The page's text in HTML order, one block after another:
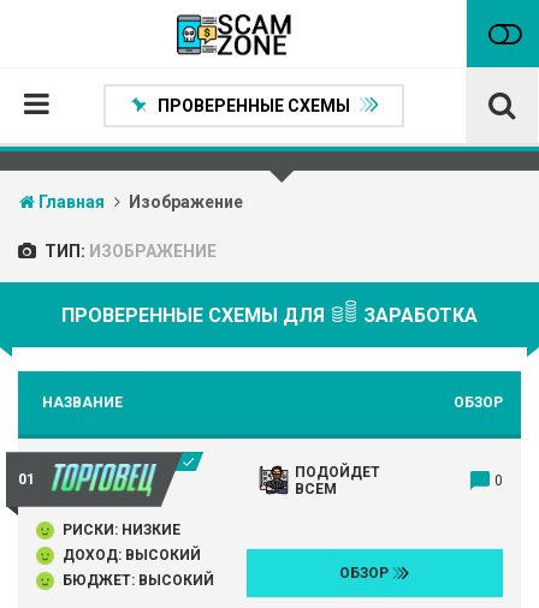
Проверенные способы заработка
Нейтральные
Статьи
ПРОВЕРЕННЫЕ СХЕМЫ
Главная Изображение
ТИП: ИЗОБРАЖЕНИЕ
ПРОВЕРЕННЫЕ СХЕМЫ ДЛЯ ЗАРАБОТКА
НАЗВАНИЕ ОБЗОР
ПОДОЙДЕТ
ВСЕМ
0
РИСКИ: НИЗКИЕ
ДОХОД: ВЫСОКИЙ
БЮДЖЕТ: ВЫСОКИЙ
ОБЗОР